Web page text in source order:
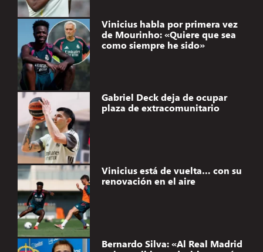
Vinicius habla por primera vez
de Mourinho: «Quiere que sea
como siempre he sido»
Gabriel Deck deja de ocupar
plaza de extracomunitario
Vinicius está de vuelta… con su
renovación en el aire
Bernardo Silva: «Al Real Madrid